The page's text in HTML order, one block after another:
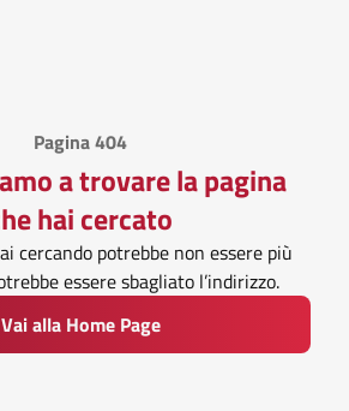
Pagina 404
a trovare la pagina
hai cercato
cercando potrebbe non essere più
essere sbagliato l’indirizzo.
Vai alla Home Page